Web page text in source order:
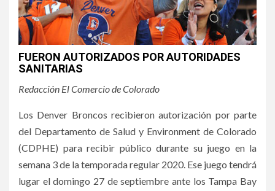
FUERON AUTORIZADOS POR AUTORIDADES
SANITARIAS
Redacción El Comercio de Colorado
Los Denver Broncos recibieron autorización por parte
del Departamento de Salud y Environment de Colorado
(CDPHE) para recibir público durante su juego en la
semana 3 de la temporada regular 2020. Ese juego tendrá
lugar el domingo 27 de septiembre ante los Tampa Bay